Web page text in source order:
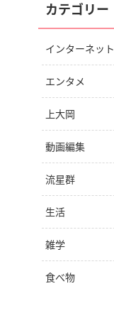
カテゴリー
インターネット
エンタメ
上大岡
動画編集
流星群
生活
雑学
食べ物